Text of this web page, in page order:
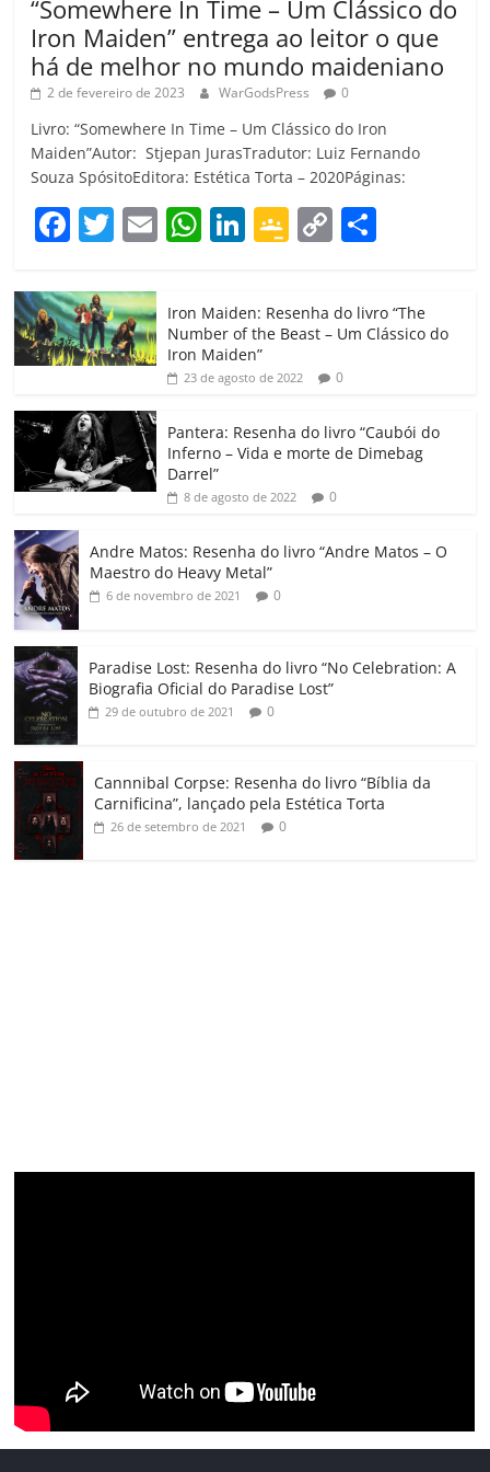
“Somewhere In Time – Um Clássico do
Iron Maiden” entrega ao leitor o que
há de melhor no mundo maideniano
2 de fevereiro de 2023 WarGodsPress 0
Livro: “Somewhere In Time – Um Clássico do Iron
Maiden”Autor: Stjepan JurasTradutor: Luiz Fernando
Souza SpósitoEditora: Estética Torta – 2020Páginas:
F
c
e
b
o
o
k
T
itt
er
E W
at
s
A
p
Li
e
dI
G
gl
e
Cl
a
ss
ro
o
C
p
y
Li
k
m
p
h
ar
Iron Maiden: Resenha do livro “The
Number of the Beast – Um Clássico do
Iron Maiden”
23 de agosto de 2022 0
Pantera: Resenha do livro “Caubói do
Inferno – Vida e morte de Dimebag
Darrel”
8 de agosto de 2022 0
Andre Matos: Resenha do livro “Andre Matos – O
Maestro do Heavy Metal”
6 de novembro de 2021 0
Paradise Lost: Resenha do livro “No Celebration: A
Biografia Oficial do Paradise Lost”
29 de outubro de 2021 0
Cannnibal Corpse: Resenha do livro “Bíblia da
Carnificina”, lançado pela Estética Torta
26 de setembro de 2021 0